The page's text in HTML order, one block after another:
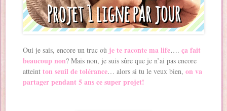
Oui je sais, encore un truc où je te raconte ma life….ça fait
beaucoup non? Mais non, je suis sûre que je n’ai pas encore
atteintton seuil de tolérance… alors si tu le veux bien,on va
partager pendant 5 ans ce super projet!